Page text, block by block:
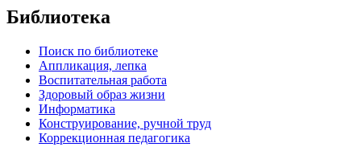
Библиотека
Поиск по библиотеке
Аппликация, лепка
Воспитательная работа
Здоровый образ жизни
Информатика
Конструирование, ручной труд
Коррекционная педагогика